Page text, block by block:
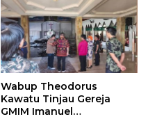
Wabup Theodorus
Kawatu Tinjau Gereja
GMIM Imanuel